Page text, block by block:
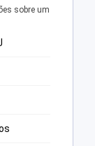
sobre um